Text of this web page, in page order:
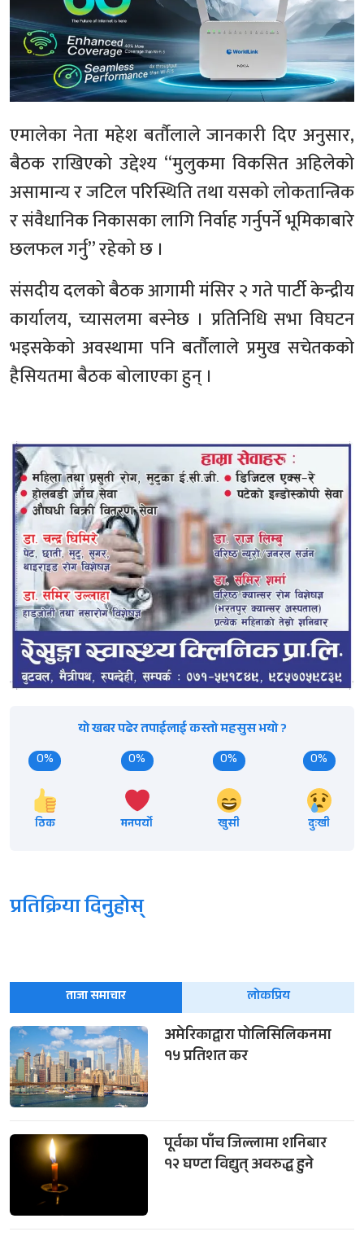
एमालेका नेता महेश बर्तौलाले जानकारी दिए अनुसार,
बैठक राखिएको उद्देश्य “मुलुकमा विकसित अहिलेको
असामान्य र जटिल परिस्थिति तथा यसको लोकतान्त्रिक
र संवैधानिक निकासका लागि निर्वाह गर्नुपर्ने भूमिकाबारे
छलफल गर्नु” रहेको छ ।
संसदीय दलको बैठक आगामी मंसिर २ गते पार्टी केन्द्रीय
कार्यालय, च्यासलमा बस्नेछ । प्रतिनिधि सभा विघटन
भइसकेको अवस्थामा पनि बर्तौलाले प्रमुख सचेतकको
हैसियतमा बैठक बोलाएका हुन् ।
यो खबर पढेर तपाईलाई कस्तो महसुस भयो ?
0%
ठिक
0%
मनपर्यो
0%
खुसी
0%
दुःखी
प्रतिक्रिया दिनुहोस्
ताजा समाचार लोकप्रिय
अमेरिकाद्वारा पोलिसिलिकनमा
१५ प्रतिशत कर
पूर्वका पाँच जिल्लामा शनिबार
१२ घण्टा विद्युत् अवरुद्ध हुने